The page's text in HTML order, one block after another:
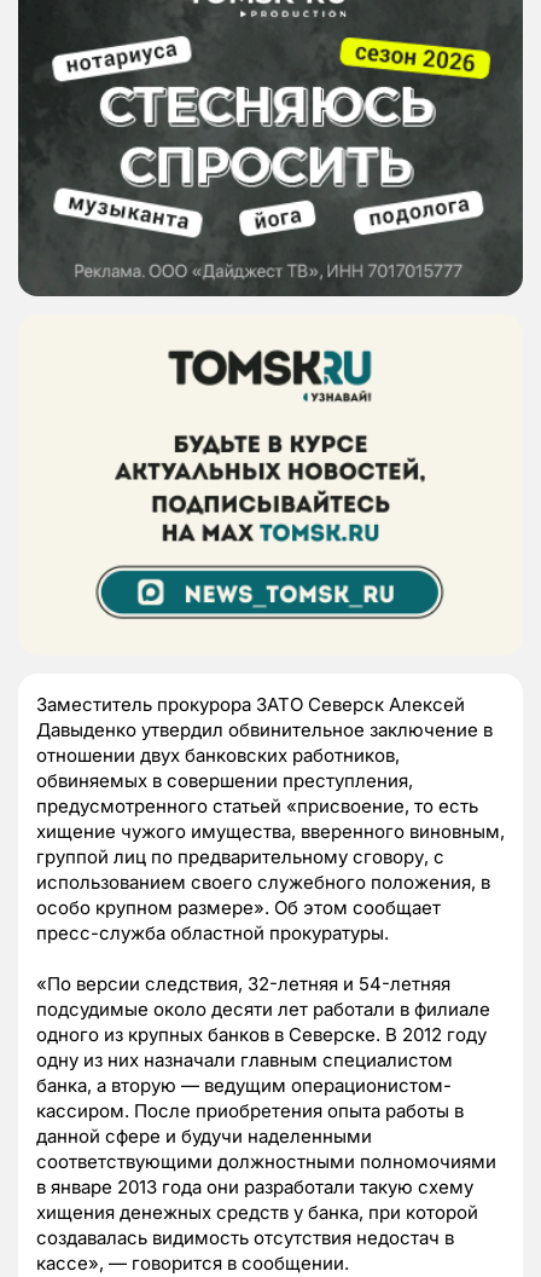
Заместитель прокурора ЗАТО Северск Алексей
Давыденко утвердил обвинительное заключение в
отношении двух банковских работников,
обвиняемых в совершении преступления,
предусмотренного статьей «присвоение, то есть
хищение чужого имущества, вверенного виновным,
группой лиц по предварительному сговору, с
использованием своего служебного положения, в
особо крупном размере». Об этом сообщает
пресс-служба областной прокуратуры.
«По версии следствия, 32-летняя и 54-летняя
подсудимые около десяти лет работали в филиале
одного из крупных банков в Северске. В 2012 году
одну из них назначали главным специалистом
банка, а вторую — ведущим операционистом-
кассиром. После приобретения опыта работы в
данной сфере и будучи наделенными
соответствующими должностными полномочиями
в январе 2013 года они разработали такую схему
хищения денежных средств у банка, при которой
создавалась видимость отсутствия недостач в
кассе», — говорится в сообщении.